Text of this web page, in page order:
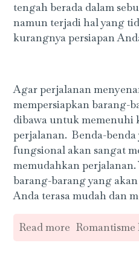
tengah berada dalam
namun terjadi hal yang
kurangnya persiapan
Agar perjalanan
mempersiapkan barang-
dibawa untuk memenuhi
perjalanan. Benda-
fungsional akan sangat
memudahkan
barang-barang yang
Anda terasa mudah dan
Read more